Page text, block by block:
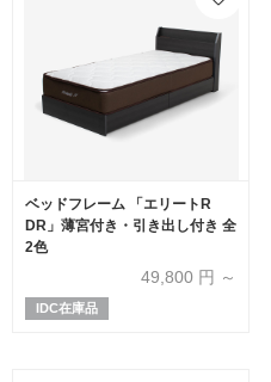
ベッドフレーム 「エリートR
DR」薄宮付き・引き出し付き 全
2色
49,800 円 ～
IDC在庫品